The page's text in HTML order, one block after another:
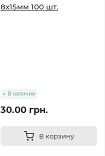
8х15мм 100 шт.
В наличии
30.00 грн.
В корзину